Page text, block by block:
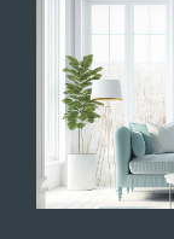
Notre
un
client